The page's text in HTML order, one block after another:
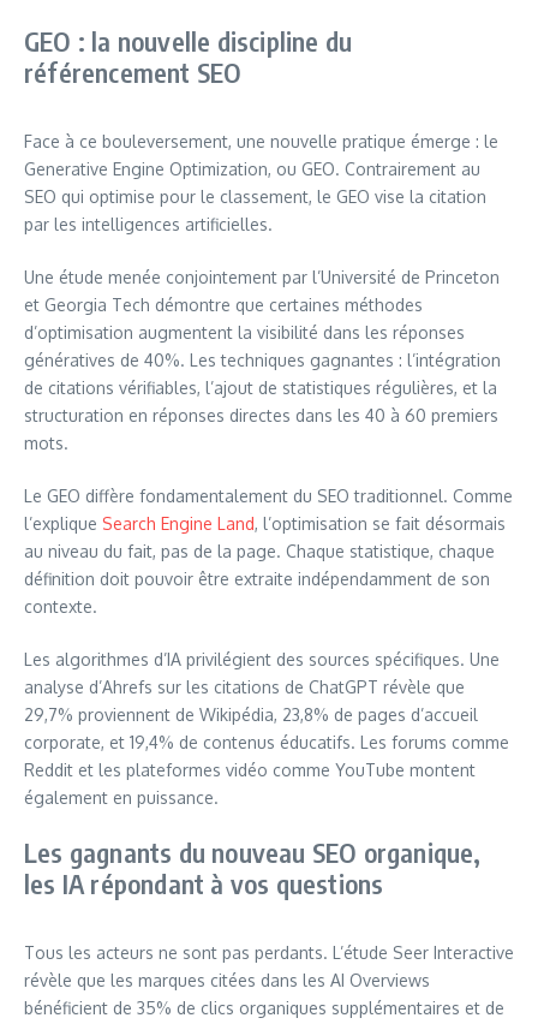
GEO : la nouvelle discipline du
référencement SEO
Face à ce bouleversement, une nouvelle pratique émerge : le
Generative Engine Optimization, ou GEO. Contrairement au
SEO qui optimise pour le classement, le GEO vise la citation
par les intelligences artificielles.
Une étude menée conjointement par l’Université de Princeton
et Georgia Tech démontre que certaines méthodes
d’optimisation augmentent la visibilité dans les réponses
génératives de 40%. Les techniques gagnantes : l’intégration
de citations vérifiables, l’ajout de statistiques régulières, et la
structuration en réponses directes dans les 40 à 60 premiers
mots.
Le GEO diffère fondamentalement du SEO traditionnel. Comme
l’explique Search Engine Land, l’optimisation se fait désormais
au niveau du fait, pas de la page. Chaque statistique, chaque
définition doit pouvoir être extraite indépendamment de son
contexte.
Les algorithmes d’IA privilégient des sources spécifiques. Une
analyse d’Ahrefs sur les citations de ChatGPT révèle que
29,7% proviennent de Wikipédia, 23,8% de pages d’accueil
corporate, et 19,4% de contenus éducatifs. Les forums comme
Reddit et les plateformes vidéo comme YouTube montent
également en puissance.
Les gagnants du nouveau SEO organique,
les IA répondant à vos questions
Tous les acteurs ne sont pas perdants. L’étude Seer Interactive
révèle que les marques citées dans les AI Overviews
bénéficient de 35% de clics organiques supplémentaires et de